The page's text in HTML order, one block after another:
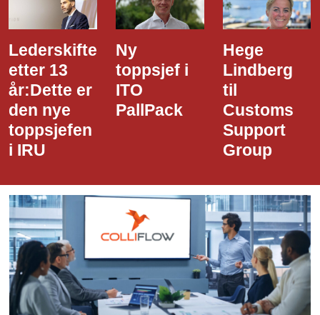
Ny
toppsjef i
ITO
PallPack
Hege
Lindberg
til
Customs
Dette er
den nye
i Narvik
Havn